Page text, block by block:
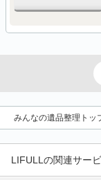
みんなの遺品整理トッ
LIFULLの関連サー